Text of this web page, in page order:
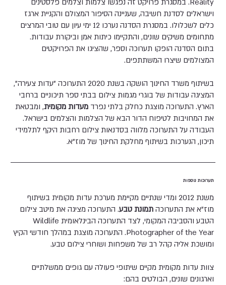
וישראלים לסדנת חשיבה, שעניינה הסיפור המצולם והקניית ארגז
כלים לשכלולו. במסגרת הסדנה נערכו 12 ימי עיון עם טובי המרצים
מתחומים משיקים שונים, והתקיימו כיתות אמן וביקורת עבודות.
בתום הסדנה הופקו תערוכה וספר, שהציגו את הפרויקטים
המצולמים שיצרו המשתתפים.
בשיתוף משרד החינוך הושקה בשנת 2020 התערוכה "עדות צעירה",
המציגה עבודות של בוגרי מגמות צילום בבתי ספר תיכוניים ברחבי
הארץ. התערוכה מוצגת כחלק בלתי נפרדמעדות מקומית, ומבטאת
את המחויבות לטיפוח הדור הבא של הצלמות והצלמים בישראל.
העבודה על התערוכה מלווה בסדנאות צילום רחבות היקף לתלמידי
תיכון, הנערכות בשיתוף מחלקת החינוך של מוז"א.
משנת 2012 ומדי שנתיים מקיימת מערכת עדות מקומית בשיתוף
מוז"א את התערוכה תמונת טבע. התערוכה מציגה את מיטב צילום
הטבע והסביבה המקומי, לצד התערוכה הבינלאומית Wildlife
Photographer of theYear. התערוכה מוצגת במהלך חודשי הקיץ
ומושכת אליה קהל רב של משפחות ושוחרי צילום טבע.
צוות עדות מקומית מקיים שיתופי פעולה עם גופים ממשלתיים
וארגונים שונים, הבולטים בהם:
תערוכות נוספות